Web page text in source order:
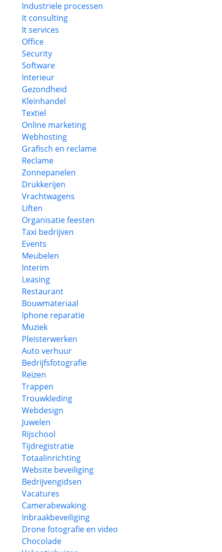
Industriele processen
It consulting
It services
Office
Security
Software
Interieur
Gezondheid
Kleinhandel
Textiel
Online marketing
Webhosting
Grafisch en reclame
Reclame
Zonnepanelen
Drukkerijen
Vrachtwagens
Liften
Organisatie feesten
Taxi bedrijven
Events
Meubelen
Interim
Leasing
Restaurant
Bouwmateriaal
Iphone reparatie
Muziek
Pleisterwerken
Auto verhuur
Bedrijfsfotografie
Reizen
Trappen
Trouwkleding
Webdesign
Juwelen
Rijschool
Tijdregistratie
Totaalinrichting
Website beveiliging
Bedrijvengidsen
Vacatures
Camerabewaking
Inbraakbeveiliging
Drone fotografie en video
Chocolade